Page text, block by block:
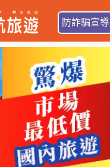
防詐騙宣導